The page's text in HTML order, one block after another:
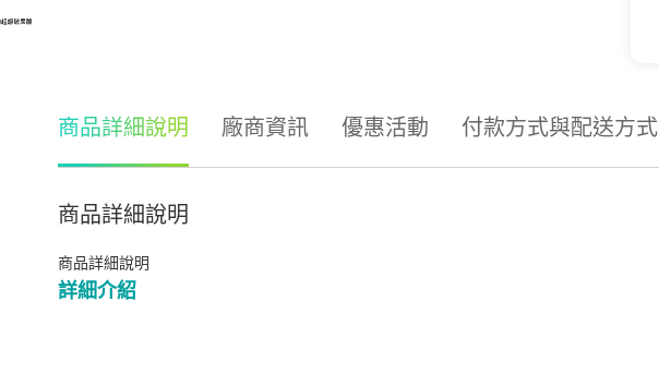
商品詳細說明 廠商資訊 優惠活動 付款方式與配送方式
商品詳細說明
商品詳細說明
詳細介紹